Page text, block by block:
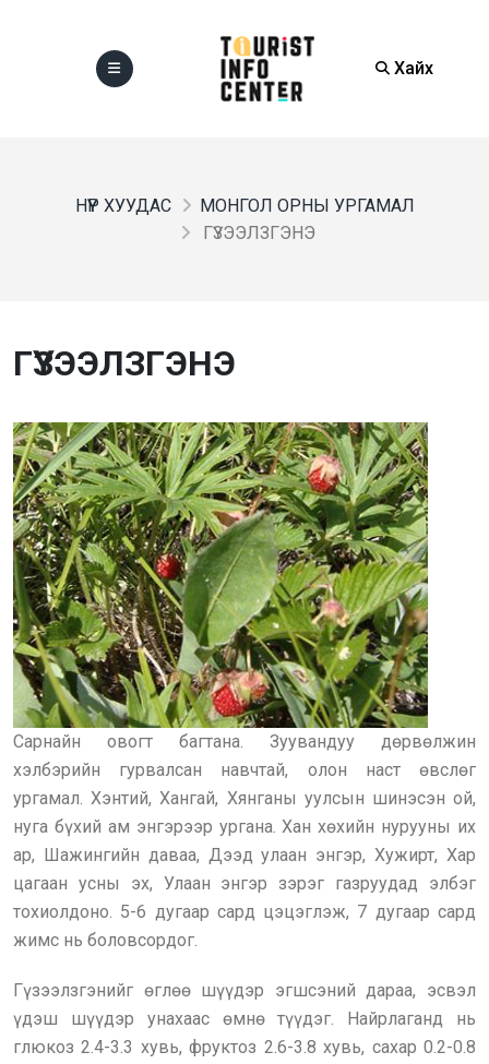
Хайх
НҮҮР ХУУДАС
МОНГОЛ ОРНЫ УРГАМАЛ
ГҮЗЭЭЛЗГЭНЭ
ГҮЗЭЭЛЗГЭНЭ
Сарнайн овогт багтана. Зуувандуу дөрвөлжин
хэлбэрийн гурвалсан навчтай, олон наст өвслөг
ургамал. Хэнтий, Хангай, Хянганы уулсын шинэсэн ой,
нуга бүхий ам энгэрээр ургана. Хан хөхийн нурууны их
ар, Шажингийн даваа, Дээд улаан энгэр, Хужирт, Хар
цагаан усны эх, Улаан энгэр зэрэг газруудад элбэг
тохиолдоно. 5-6 дугаар сард цэцэглэж, 7 дугаар сард
жимс нь боловсордог.
Гүзээлзгэнийг өглөө шүүдэр эгшсэний дараа, эсвэл
үдэш шүүдэр унахаас өмнө түүдэг. Найрлаганд нь
глюкоз 2.4-3.3 хувь, фруктоз 2.6-3.8 хувь, сахар 0.2-0.8